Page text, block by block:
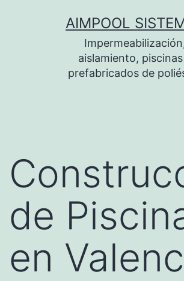
AIMPOOL
aislamiento,
prefabricados de
de
en